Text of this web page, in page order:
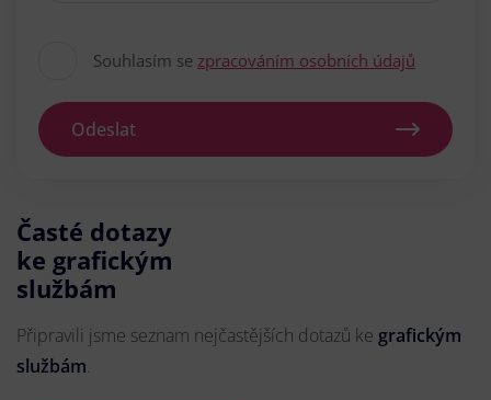
Souhlasím se zpracováním osobních údajů
Odeslat
Časté dotazy
ke grafickým
službám
Připravili jsme seznam nejčastějších dotazů ke grafickým
službám.